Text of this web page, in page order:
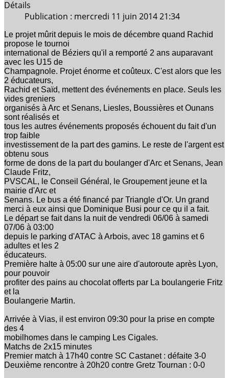
Détails
Publication : mercredi 11 juin 2014 21:34
Le projet mûrit depuis le mois de décembre quand Rachid
propose le tournoi
international de Béziers qu'il a remporté 2 ans auparavant
avec les U15 de
Champagnole. Projet énorme et coûteux. C'est alors que les
2 éducateurs,
Rachid et Saïd, mettent des événements en place. Seuls les
vides greniers
organisés à Arc et Senans, Liesles, Boussières et Ounans
sont réalisés et
tous les autres événements proposés échouent du fait d'un
trop faible
investissement de la part des gamins. Le reste de l'argent est
obtenu sous
forme de dons de la part du boulanger d'Arc et Senans, Jean
Claude Fritz,
PVSCAL, le Conseil Général, le Groupement jeune et la
mairie d'Arc et
Senans. Le bus a été financé par Triangle d'Or. Un grand
merci à eux ainsi que Dominique Busi pour ce qu il a fait.
Le départ se fait dans la nuit de vendredi 06/06 à samedi
07/06 à 03:00
depuis le parking d'ATAC à Arbois, avec 18 gamins et 6
adultes et les 2
éducateurs.
Première halte à 05:00 sur une aire d'autoroute après Lyon,
pour pouvoir
profiter des pains au chocolat offerts par La boulangerie Fritz
et la
Boulangerie Martin.
Arrivée à Vias, il est environ 09:30 pour la prise en compte
des 4
mobilhomes dans le camping Les Cigales.
Matchs de 2x15 minutes
Premier match à 17h40 contre SC Castanet : défaite 3-0
Deuxième rencontre à 20h20 contre Gretz Tournan : 0-0